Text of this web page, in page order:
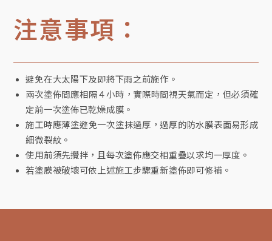
注意事項：
避免在大太陽下及即將下雨之前施作。
兩次塗佈間應相隔４小時，實際時間視天氣而定，但必須確
定前一次塗佈已乾燥成膜。
施工時應薄塗避免一次塗抹過厚，過厚的防水膜表面易形成
細微裂紋。
使用前須先攪拌，且每次塗佈應交相重疊以求均一厚度。
若塗膜被破壞可依上述施工步驟重新塗佈即可修補。